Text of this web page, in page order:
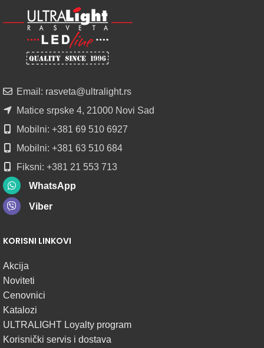
LED
PROFILI
TRIMLESS
DIFUZOROM
POGLEDAJ
Email: rasveta@ultralight.rs
Matice srpske 4, 21000 Novi Sad
Mobilni: +381 69 510 6927
Mobilni: +381 63 510 684
Fiksni: +381 21 553 713
WhatsApp
Viber
KORISNI LINKOVI
Akcija
Noviteti
Cenovnici
Katalozi
ULTRALIGHT Loyalty program
Korisnički servis i dostava